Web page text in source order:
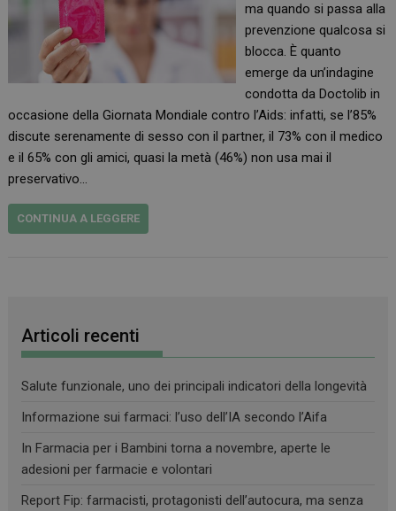
ma quando si passa alla
prevenzione qualcosa si
blocca. È quanto
emerge da un’indagine
condotta da Doctolib in
occasione della Giornata Mondiale contro l’Aids: infatti, se l’85%
discute serenamente di sesso con il partner, il 73% con il medico
e il 65% con gli amici, quasi la metà (46%) non usa mai il
preservativo…
CONTINUA A LEGGERE
Articoli recenti
Salute funzionale, uno dei principali indicatori della longevità
Informazione sui farmaci: l’uso dell’IA secondo l’Aifa
In Farmacia per i Bambini torna a novembre, aperte le
adesioni per farmacie e volontari
Report Fip: farmacisti, protagonisti dell’autocura, ma senza